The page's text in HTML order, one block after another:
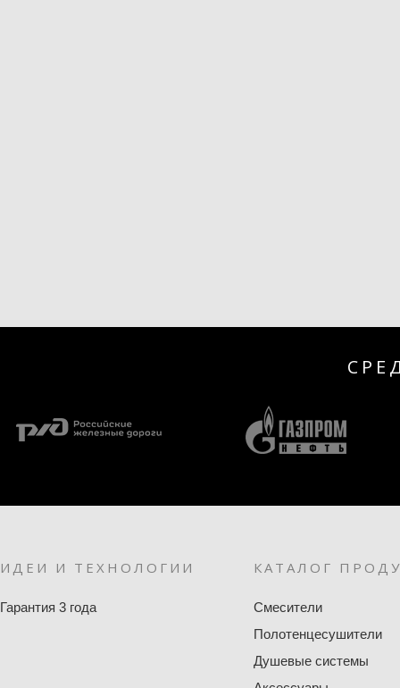
ИДЕИ И ТЕХНОЛОГИИ
Гарантия 3 года
КАТАЛОГ
Смесители
Полотенцесушители
Душевые системы